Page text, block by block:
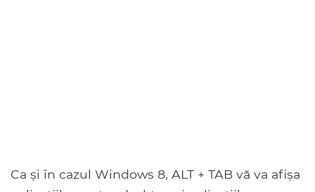
Ca și în cazul Windows 8, ALT + TAB vă va afișa